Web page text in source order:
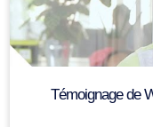
Témoignage de